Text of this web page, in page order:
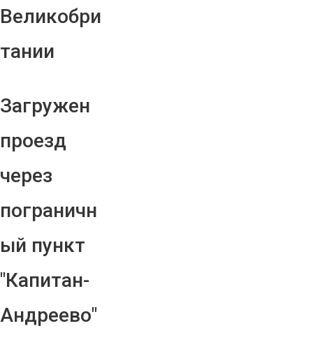
Великобри
тании
Загружен
проезд
через
пограничн
ый пункт
"Капитан-
Андреево"